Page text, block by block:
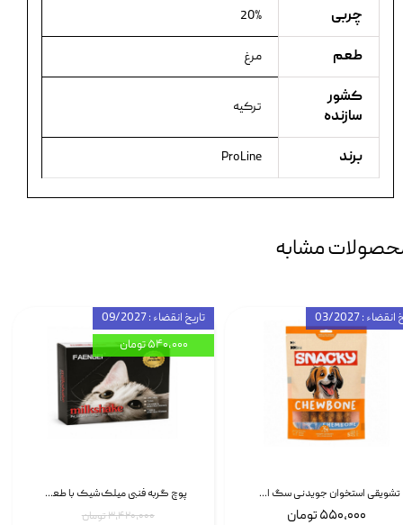
چربی 20%
طعم مرغ
کشور
سازنده
ترکیه
برند ProLine
مشابه
پوچ گربه فنبی میلک‌شیک با طعم مرغ Faenbei Cat Milk Shake Pouch بسته 12 عددی
۳,۴۲۰,۰۰۰ تومان
تاریخ انقضاء : 09/2027
۵۴۰,۰۰۰ تومان
تشویقی استخوان جویدنی سگ اسنکی کرانچی با طعم مرغ Snacky Crunchy Munchy وزن 100 گرم
۵۵۰,۰۰۰ تومان
: 03/2027